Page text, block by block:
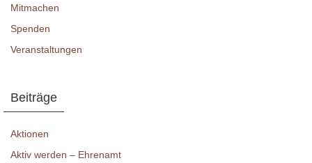
Mitmachen
Spenden
Veranstaltungen
Beiträge
Aktionen
Aktiv werden – Ehrenamt